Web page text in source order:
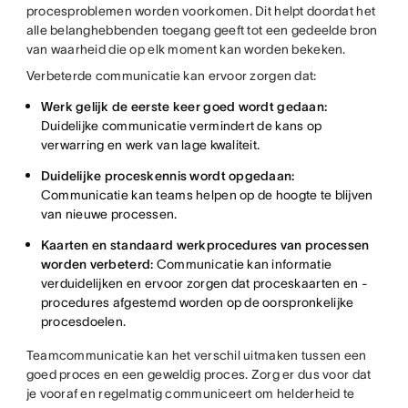
procesproblemen worden voorkomen. Dit helpt doordat het
alle belanghebbenden toegang geeft tot een gedeelde bron
van waarheid die op elk moment kan worden bekeken.
Verbeterde communicatie kan ervoor zorgen dat:
Werk gelijk de eerste keer goed wordt gedaan:
Duidelijke communicatie vermindert de kans op
verwarring en werk van lage kwaliteit.
Duidelijke proceskennis wordt opgedaan:
Communicatie kan teams helpen op de hoogte te blijven
van nieuwe processen.
Kaarten en standaard werkprocedures van processen
worden verbeterd: Communicatie kan informatie
verduidelijken en ervoor zorgen dat proceskaarten en -
procedures afgestemd worden op de oorspronkelijke
procesdoelen.
Teamcommunicatie kan het verschil uitmaken tussen een
goed proces en een geweldig proces. Zorg er dus voor dat
je vooraf en regelmatig communiceert om helderheid te